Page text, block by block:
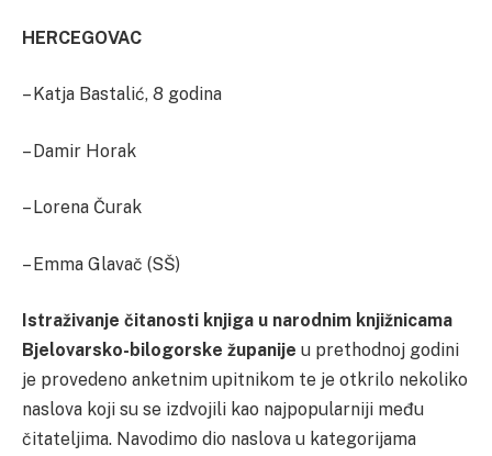
HERCEGOVAC
– Katja Bastalić, 8 godina
– Damir Horak
– Lorena Čurak
– Emma Glavač (SŠ)
Istraživanje čitanosti knjiga u narodnim knjižnicama
Bjelovarsko-bilogorske županije u prethodnoj godini
je provedeno anketnim upitnikom te je otkrilo nekoliko
naslova koji su se izdvojili kao najpopularniji među
čitateljima. Navodimo dio naslova u kategorijama